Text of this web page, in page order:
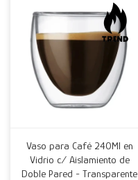
Vaso para Café 240Ml en
Vidrio c/ Aislamiento de
Doble Pared - Transparente